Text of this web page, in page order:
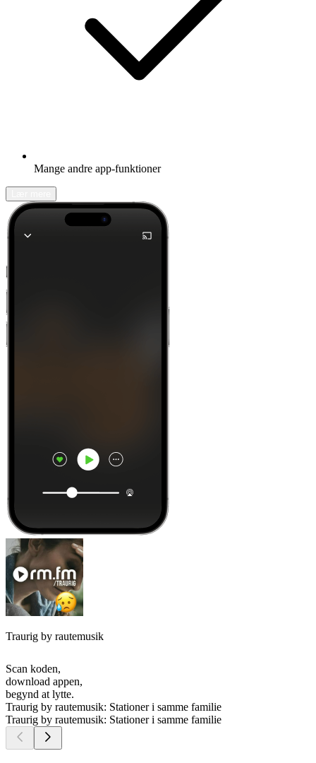
Mange andre app-funktioner
Traurig by rautemusik
Scan koden,
download appen,
begynd at lytte.
Traurig by rautemusik: Stationer i samme familie
Traurig by rautemusik: Stationer i samme familie